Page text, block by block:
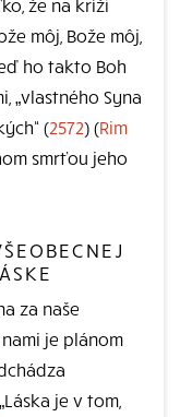
môj, Bože môj,
ho takto Boh
„vlastného Syna
(2572) (Rim
smrťou jeho
za naše
je plánom
je v tom,